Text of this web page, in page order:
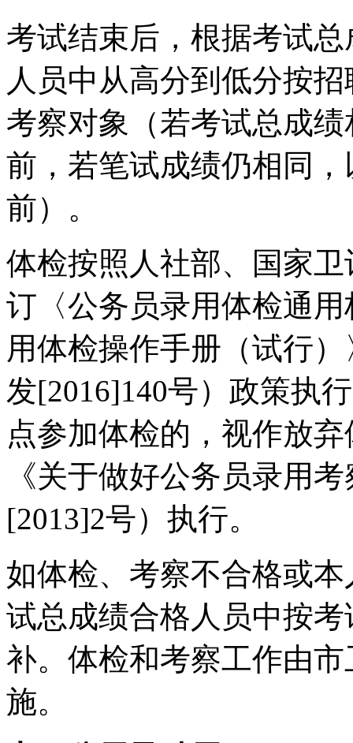
考试结束后，根据考试总
人员中从高分到低分按
考察对象（若考试总成
前，若笔试成绩仍相同
前）。
体检按照人社部、国家
订〈公务员录用体检通
用体检操作手册（试行
发[2016]140号）政策执
点参加体检的，视作放
《关于做好公务员录用
[2013]2号）执行。
如体检、考察不合格或
试总成绩合格人员中按
补。体检和考察工作由
施。